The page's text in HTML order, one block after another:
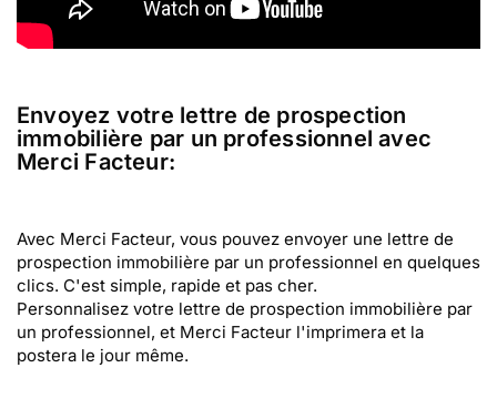
Envoyez votre lettre de prospection
immobilière par un professionnel avec
Merci Facteur:
Avec Merci Facteur, vous pouvez envoyer une lettre de
prospection immobilière par un professionnel en quelques
clics. C'est simple, rapide et pas cher.
Personnalisez votre lettre de prospection immobilière par
un professionnel, et Merci Facteur l'imprimera et la
postera le jour même.